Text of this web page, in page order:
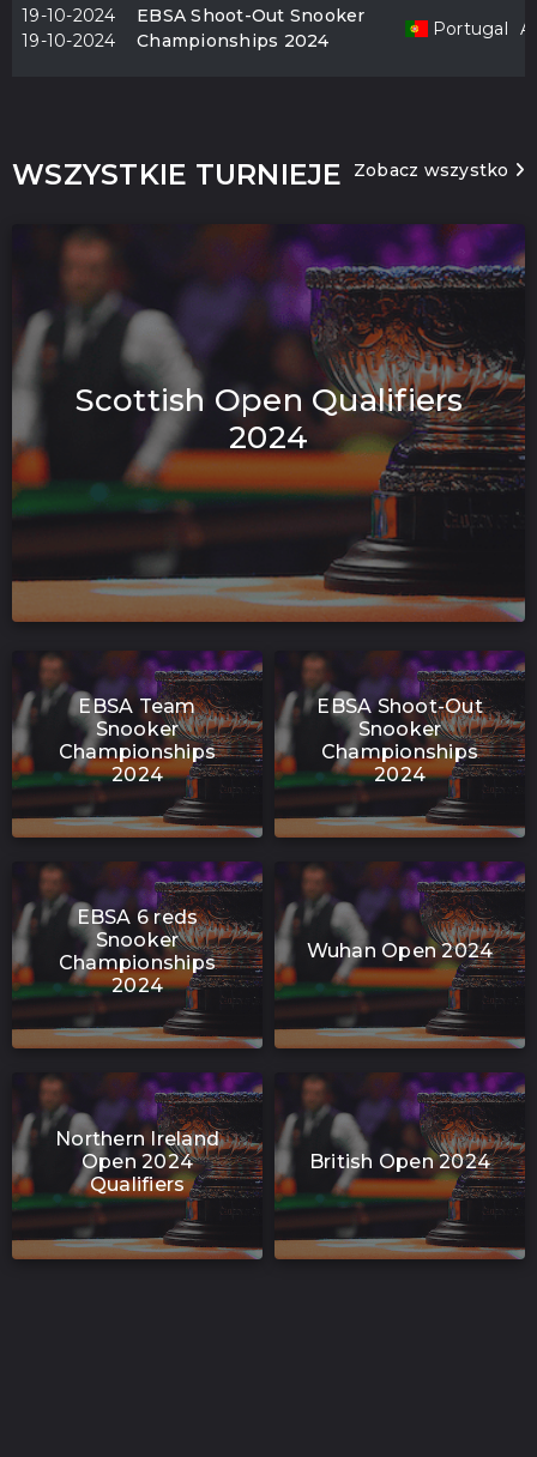
19-10-2024
19-10-2024
EBSA Shoot-Out Snooker
Championships 2024
Portugal
WSZYSTKIE TURNIEJE Zobacz wszystko
Scottish Open Qualifiers
2024
EBSA Team
Snooker
Championships
2024
EBSA Shoot-Out
Snooker
Championships
2024
EBSA 6 reds
Snooker
Championships
2024
Wuhan Open 2024
Northern Ireland
Open 2024
Qualifiers
British Open 2024